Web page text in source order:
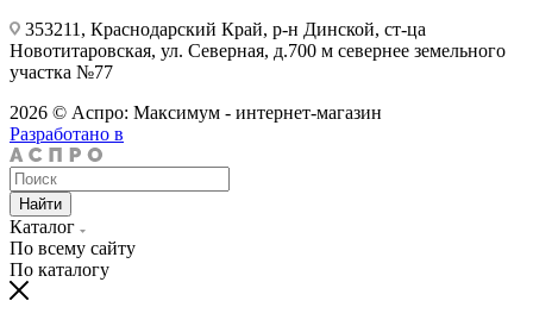
353211, Краснодарский Край, р-н Динской, ст-ца
Новотитаровская, ул. Северная, д.700 м севернее земельного
участка №77
2026 © Аспро: Максимум - интернет-магазин
Разработано в
Найти
Каталог
По всему сайту
По каталогу